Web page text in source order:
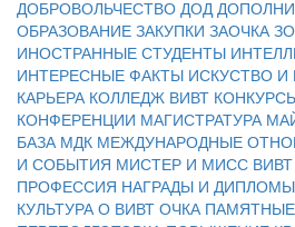
ДОБРОВОЛЬЧЕСТВО ДОД
ОБРАЗОВАНИЕ ЗАКУПКИ ЗАОЧКА
ИНОСТРАННЫЕ СТУДЕНТЫ
ИНТЕРЕСНЫЕ ФАКТЫ ИСКУСТВО И
КАРЬЕРА КОЛЛЕДЖ ВИВТ
КОНФЕРЕНЦИИ МАГИСТРАТУРА
БАЗА МДК МЕЖДУНАРОДНЫЕ
И СОБЫТИЯ МИСТЕР И МИСС ВИВТ
ПРОФЕССИЯ НАГРАДЫ И
КУЛЬТУРА О ВИВТ ОЧКА